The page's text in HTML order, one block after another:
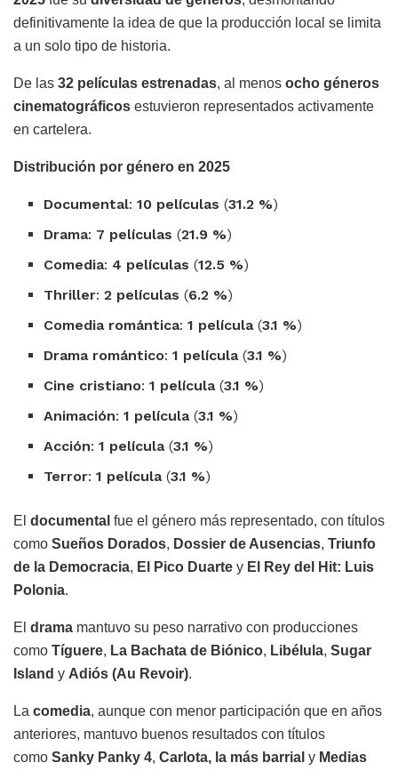
definitivamente la idea de que la producción local se limita
a un solo tipo de historia.
De las 32 películas estrenadas, al menos ocho géneros
cinematográficos estuvieron representados activamente
en cartelera.
Distribución por género en 2025
Documental:10 películas (31.2 %)
Drama: 7 películas (21.9 %)
Comedia: 4 películas (12.5 %)
Thriller:2 películas (6.2 %)
Comedia romántica:1 película(3.1 %)
Drama romántico:1 película(3.1 %)
Cine cristiano:1 película(3.1 %)
Animación:1 película(3.1 %)
Acción:1 película(3.1 %)
Terror:1 película(3.1 %)
El documental fue el género más representado, con títulos
como Sueños Dorados, Dossier de Ausencias, Triunfo
de la Democracia, El Pico Duarte y El Rey del Hit: Luis
Polonia.
El drama mantuvo su peso narrativo con producciones
como Tíguere, La Bachata de Biónico, Libélula, Sugar
Island y Adiós (Au Revoir).
La comedia, aunque con menor participación que en años
anteriores, mantuvo buenos resultados con títulos
como Sanky Panky 4, Carlota, la más barrial y Medias